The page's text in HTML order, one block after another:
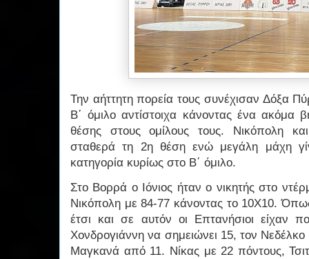
Την αήττητη πορεία τους συνέχισαν Δόξα
Β΄ όμιλο αντίστοιχα κάνοντας ένα ακόμα
θέσης στους ομίλους τους. Νικόπολη
σταθερά τη 2η θέση ενώ μεγάλη μάχη
κατηγορία κυρίως στο Β΄ όμιλο.
Στο Βορρά ο Ιόνιος ήταν ο νικητής στο
Νικόπολη με 84-77 κάνοντας το 10Χ10.
έτσι και σε αυτόν οι Επτανήσιοι είχαν
Χονδρογιάννη να σημειώνει 15, τον
Μαγκανά από 11. Νίκας με 22 πόντους,